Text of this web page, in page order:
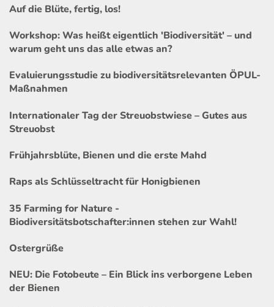
Auf die Blüte, fertig, los!
Workshop: Was heißt eigentlich 'Biodiversität' – und
warum geht uns das alle etwas an?
Evaluierungsstudie zu biodiversitätsrelevanten ÖPUL-
Maßnahmen
Internationaler Tag der Streuobstwiese – Gutes aus
Streuobst
Frühjahrsblüte, Bienen und die erste Mahd
Raps als Schlüsseltracht für Honigbienen
35 Farming for Nature -
Biodiversitätsbotschafter:innen stehen zur Wahl!
Ostergrüße
NEU: Die Fotobeute – Ein Blick ins verborgene Leben
der Bienen